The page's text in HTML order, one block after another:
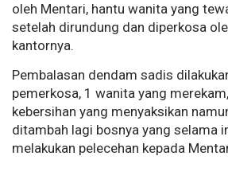
oleh Mentari, hantu wanita yang
setelah dirundung dan diperkosa
kantornya.
Pembalasan dendam sadis
pemerkosa, 1 wanita yang
kebersihan yang menyaksikan
ditambah lagi bosnya yang selama
melakukan pelecehan kepada